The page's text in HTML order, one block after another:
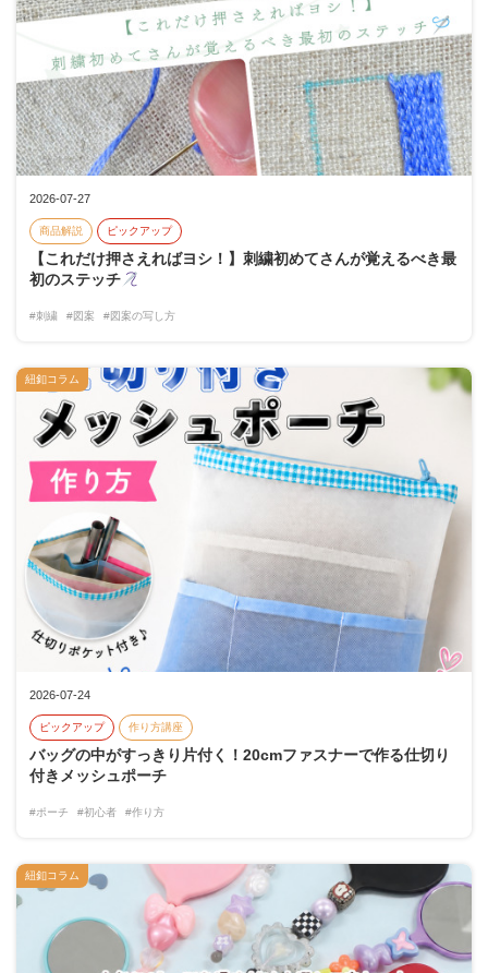
2026-07-27
商品解説 ピックアップ
【これだけ押さえればヨシ！】刺繍初めてさんが覚えるべき最
初のステッチ
#刺繍 #図案 #図案の写し方
2026-07-24
ピックアップ 作り方講座
バッグの中がすっきり片付く！20cmファスナーで作る仕切り
付きメッシュポーチ
#ポーチ #初心者 #作り方
紐釦コラム
紐釦コラム